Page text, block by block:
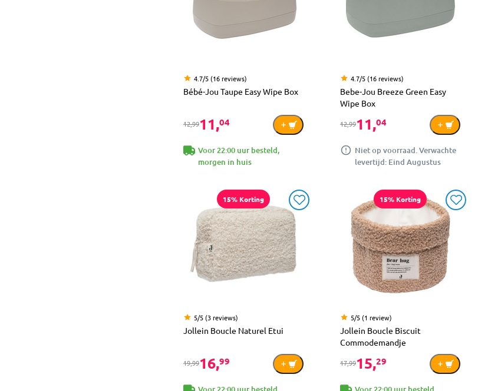
4.7/5 (16 reviews)
Bébé-Jou Taupe Easy Wipe Box
12,9911,04
Voor 22:00 uur besteld,
morgen in huis
4.7/5 (16 reviews)
Bebe-Jou Breeze Green Easy
Wipe Box
12,9911,04
Niet op voorraad. Verwachte
levertijd: Eind Augustus
15% Korting
5/5 (3 reviews)
Jollein Boucle Naturel Etui
19,9916,99
15% Korting
5/5 (1 review)
Jollein Boucle Biscuit
Commodemandje
17,9915,29